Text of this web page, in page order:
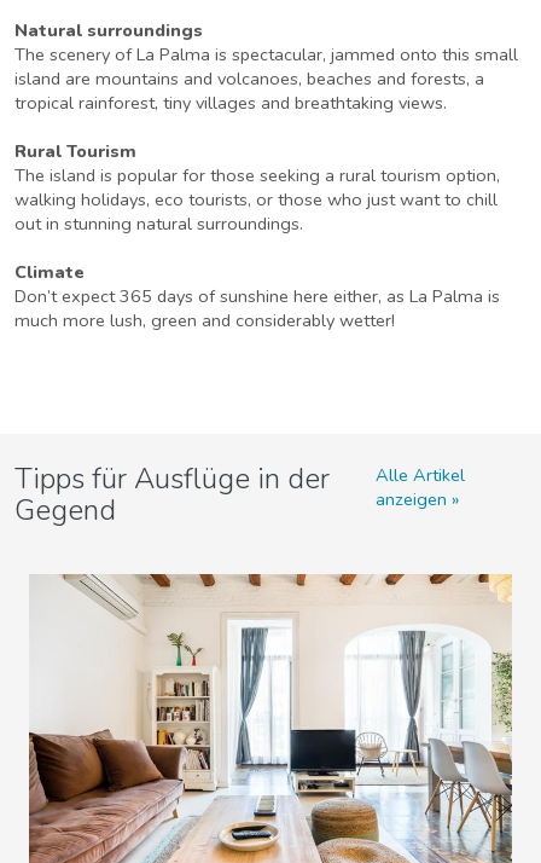
Natural surroundings
The scenery of La Palma is spectacular, jammed onto this small
island are mountains and volcanoes, beaches and forests, a
tropical rainforest, tiny villages and breathtaking views.
Rural Tourism
The island is popular for those seeking a rural tourism option,
walking holidays, eco tourists, or those who just want to chill
out in stunning natural surroundings.
Climate
Don’t expect 365 days of sunshine here either, as La Palma is
much more lush, green and considerably wetter!
Tipps für Ausflüge in der
Gegend
Alle Artikel
anzeigen